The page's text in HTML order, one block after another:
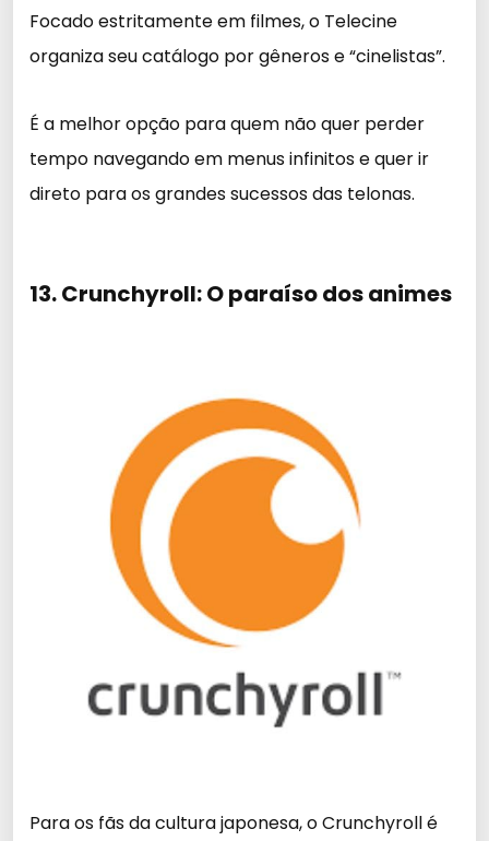
Focado estritamente em filmes, o Telecine
organiza seu catálogo por gêneros e “cinelistas”.
É a melhor opção para quem não quer perder
tempo navegando em menus infinitos e quer ir
direto para os grandes sucessos das telonas.
13. Crunchyroll: O paraíso dos animes
Para os fãs da cultura japonesa, o Crunchyroll é